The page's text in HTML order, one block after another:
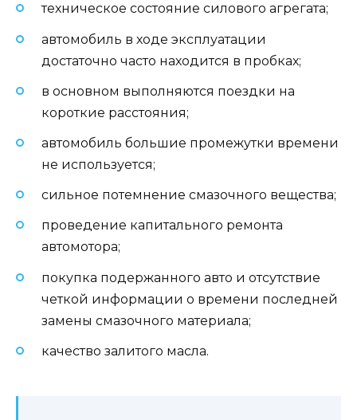
техническое состояние силового агрегата;
автомобиль в ходе эксплуатации
достаточно часто находится в пробках;
в основном выполняются поездки на
короткие расстояния;
автомобиль большие промежутки времени
не используется;
сильное потемнение смазочного вещества;
проведение капитального ремонта
автомотора;
покупка подержанного авто и отсутствие
четкой информации о времени последней
замены смазочного материала;
качество залитого масла.